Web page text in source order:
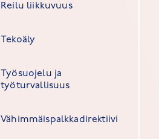
Reilu liikkuvuus
Tekoäly
Työsuojelu ja
työturvallisuus
Vähimmäispalkkadirektiivi